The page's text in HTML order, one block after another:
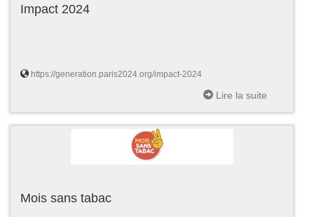
Impact 2024
https://generation.paris2024.org/impact-2024
Lire la suite
Mois sans tabac